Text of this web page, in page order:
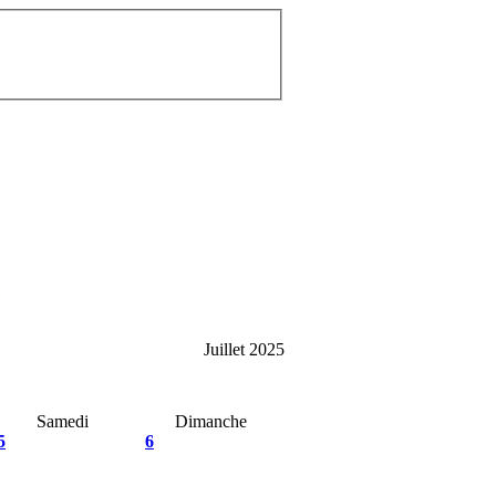
Juillet 2025
Samedi
Dimanche
6